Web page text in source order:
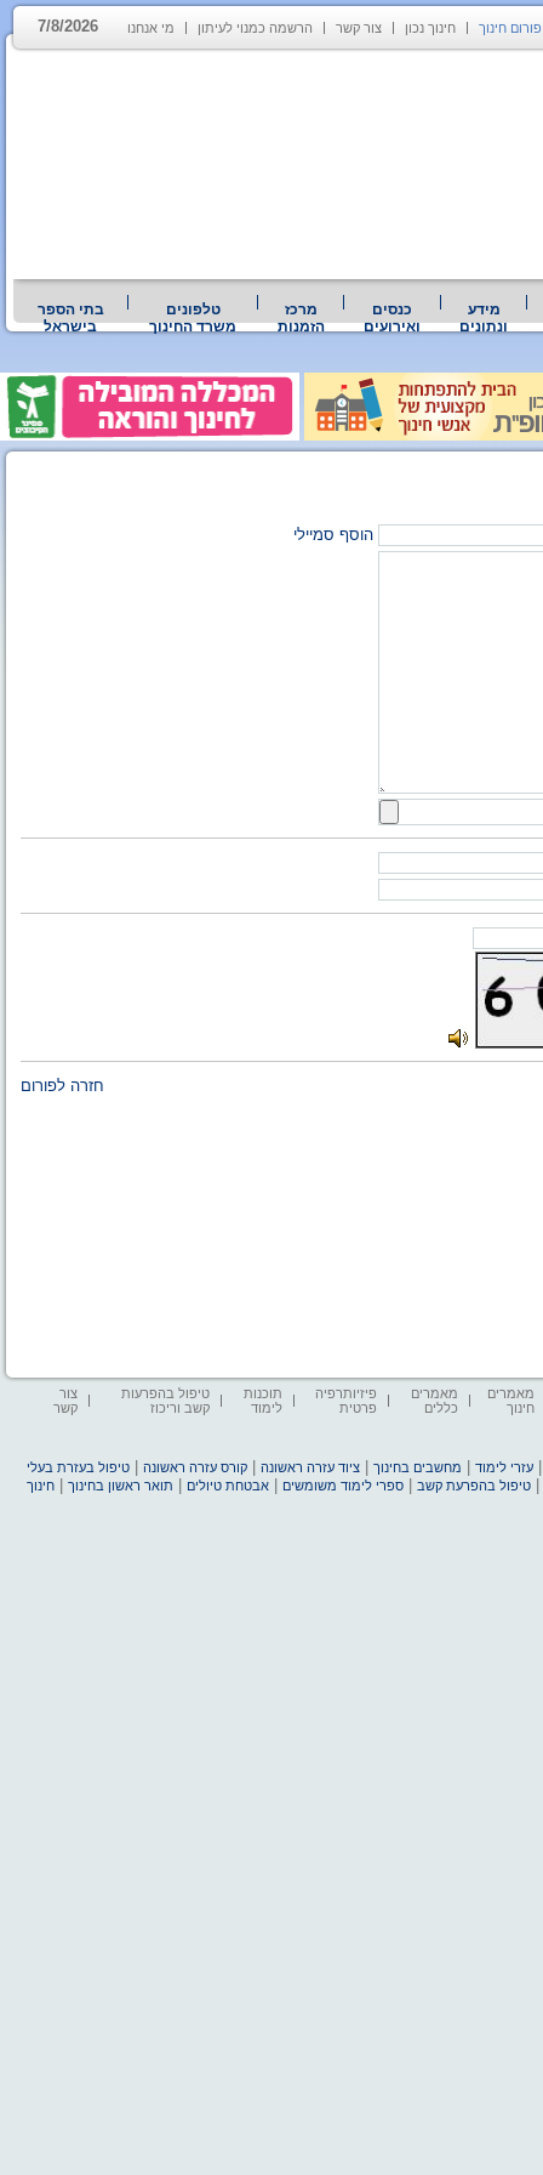
פורום חינוך חינוך נכון צור קשר הרשמה כמנוי לעיתון מי אנחנו 7/8/2026
מידע
ונתונים
כנסים
ואירועים
מרכז
הזמנות
טלפונים
משרד החינוך
בתי הספר
בישראל
הוסף סמיילי
חזרה לפורום
מאמרים
חינוך
מאמרים
כללים
פיזיותרפיה
פרטית
תוכנות
לימוד
טיפול בהפרעות
קשב וריכוז
צור
קשר
עזרי לימוד מחשבים בחינוך |ציוד עזרה ראשונה |קורס עזרה ראשונה |טיפול בעזרת בעלי
|טיפול בהפרעת קשב |ספרי לימוד משומשים |אבטחת טיולים תואר ראשון בחינוך |חינוך